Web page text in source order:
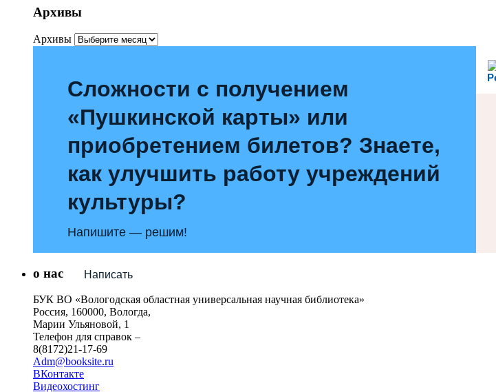
Архивы
Архивы
Сложности с получением
«Пушкинской карты» или
приобретением билетов? Знаете,
как улучшить работу учреждений
культуры?
Напишите — решим!
Написать
о нас
БУК ВО «Вологодская областная универсальная научная библиотека»
Россия, 160000, Вологда,
Марии Ульяновой, 1
Телефон для справок –
8(8172)21-17-69
Adm@booksite.ru
ВКонтакте
Видеохостинг